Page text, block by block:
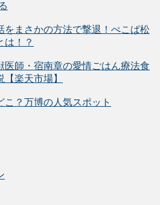
をまさかの方法で撃退！ぺこぱ松
は！？
医師・宿南章の愛情ごはん療法食
楽天市場】
こ？万博の人気スポット